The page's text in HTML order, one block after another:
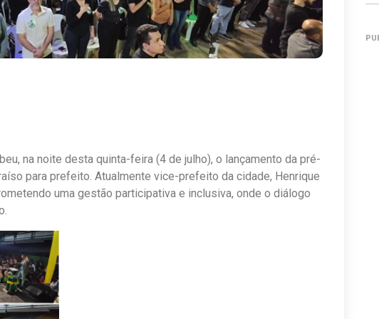
na noite desta quinta-feira (4 de julho), o lançamento da pré-
para prefeito. Atualmente vice-prefeito da cidade, Henrique
uma gestão participativa e inclusiva, onde o diálogo